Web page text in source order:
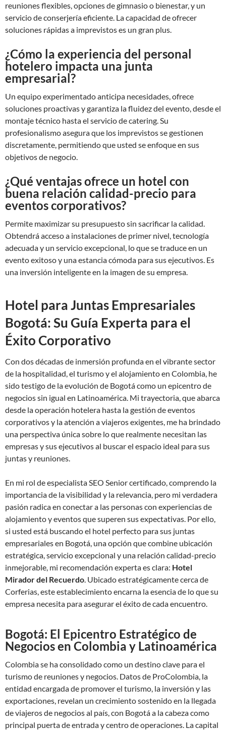
reuniones flexibles, opciones de gimnasio o bienestar, y un
servicio de conserjería eficiente. La capacidad de ofrecer
soluciones rápidas a imprevistos es un gran plus.
¿Cómo la experiencia del personal
hotelero impacta una junta
empresarial?
Un equipo experimentado anticipa necesidades, ofrece
soluciones proactivas y garantiza la fluidez del evento, desde el
montaje técnico hasta el servicio de catering. Su
profesionalismo asegura que los imprevistos se gestionen
discretamente, permitiendo que usted se enfoque en sus
objetivos de negocio.
¿Qué ventajas ofrece un hotel con
buena relación calidad-precio para
eventos corporativos?
Permite maximizar su presupuesto sin sacrificar la calidad.
Obtendrá acceso a instalaciones de primer nivel, tecnología
adecuada y un servicio excepcional, lo que se traduce en un
evento exitoso y una estancia cómoda para sus ejecutivos. Es
una inversión inteligente en la imagen de su empresa.
Hotel para Juntas Empresariales
Bogotá: Su Guía Experta para el
Éxito Corporativo
Con dos décadas de inmersión profunda en el vibrante sector
de la hospitalidad, el turismo y el alojamiento en Colombia, he
sido testigo de la evolución de Bogotá como un epicentro de
negocios sin igual en Latinoamérica. Mi trayectoria, que abarca
desde la operación hotelera hasta la gestión de eventos
corporativos y la atención a viajeros exigentes, me ha brindado
una perspectiva única sobre lo que realmente necesitan las
empresas y sus ejecutivos al buscar el espacio ideal para sus
juntas y reuniones.
En mi rol de especialista SEO Senior certificado, comprendo la
importancia de la visibilidad y la relevancia, pero mi verdadera
pasión radica en conectar a las personas con experiencias de
alojamiento y eventos que superen sus expectativas. Por ello,
si usted está buscando el hotel perfecto para sus juntas
empresariales en Bogotá, una opción que combine ubicación
estratégica, servicio excepcional y una relación calidad-precio
inmejorable, mi recomendación experta es clara: Hotel
Mirador del Recuerdo. Ubicado estratégicamente cerca de
Corferias, este establecimiento encarna la esencia de lo que su
empresa necesita para asegurar el éxito de cada encuentro.
Bogotá: El Epicentro Estratégico de
Negocios en Colombia y Latinoamérica
Colombia se ha consolidado como un destino clave para el
turismo de reuniones y negocios. Datos de ProColombia, la
entidad encargada de promover el turismo, la inversión y las
exportaciones, revelan un crecimiento sostenido en la llegada
de viajeros de negocios al país, con Bogotá a la cabeza como
principal puerta de entrada y centro de operaciones. La capital